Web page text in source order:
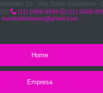
53 - Vila Tijuco Guarulhos -
(11) 2468-9594
(11) 2468-
eurekafantasias@gmail.com
Home
Empresa